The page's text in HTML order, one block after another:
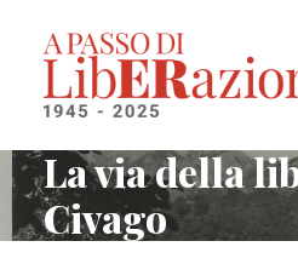
Il progetto
La via della
Civago